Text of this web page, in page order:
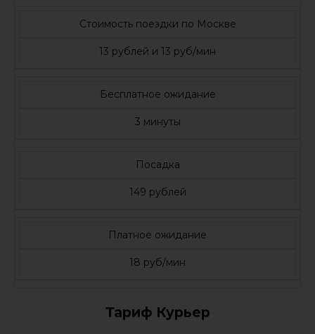
Стоимость поездки по Москве
13 рублей и 13 руб/мин
Бесплатное ожидание
3 минуты
Посадка
149 рублей
Платное ожидание
18 руб/мин
Тариф Курьер